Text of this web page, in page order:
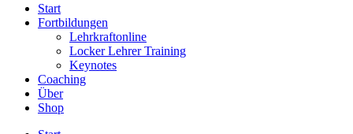
Start
Fortbildungen
Lehrkraftonline
Locker Lehrer Training
Keynotes
Coaching
Über
Shop